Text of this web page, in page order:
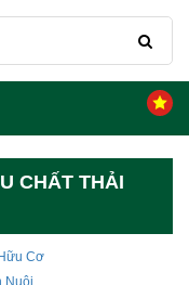
CHẤT THẢI
Cơ
Nuôi